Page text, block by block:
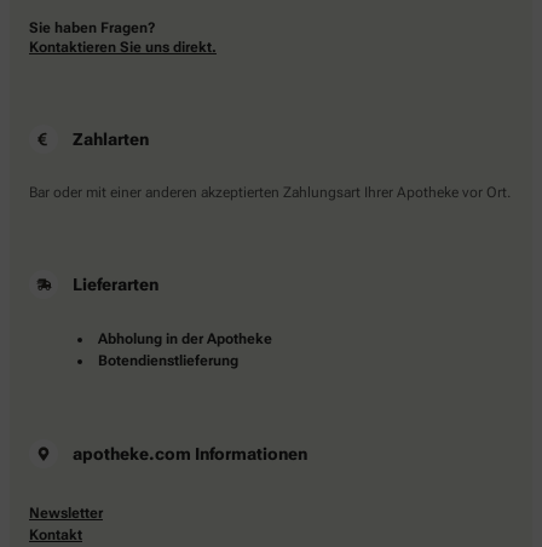
Sie haben Fragen?
Kontaktieren Sie uns direkt.
Zahlarten
Bar oder mit einer anderen akzeptierten Zahlungsart Ihrer Apotheke vor Ort.
Lieferarten
Abholung in der Apotheke
Botendienstlieferung
apotheke.com Informationen
Newsletter
Kontakt